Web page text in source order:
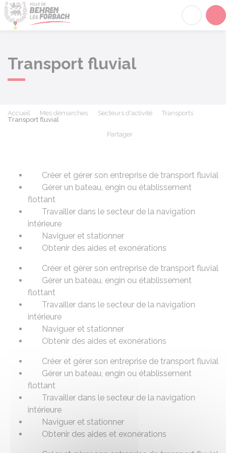
Transport fluvial
Accueil Mes démarches Secteurs d'activité
Transports
Transport fluvial
Partager
Créer et gérer son entreprise de transport fluvial
Gérer un bateau, engin ou établissement
flottant
Travailler dans le secteur de la navigation
intérieure
Naviguer et stationner
Obtenir des aides et exonérations
Créer et gérer son entreprise de transport fluvial
Gérer un bateau, engin ou établissement
flottant
Travailler dans le secteur de la navigation
intérieure
Naviguer et stationner
Obtenir des aides et exonérations
Créer et gérer son entreprise de transport fluvial
Gérer un bateau, engin ou établissement
flottant
Travailler dans le secteur de la navigation
intérieure
Naviguer et stationner
Obtenir des aides et exonérations